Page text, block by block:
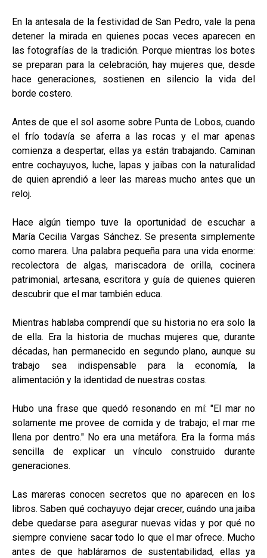
En la antesala de la festividad de San Pedro, vale la pena
detener la mirada en quienes pocas veces aparecen en
las fotografías de la tradición. Porque mientras los botes
se preparan para la celebración, hay mujeres que, desde
hace generaciones, sostienen en silencio la vida del
borde costero.
Antes de que el sol asome sobre Punta de Lobos, cuando
el frío todavía se aferra a las rocas y el mar apenas
comienza a despertar, ellas ya están trabajando. Caminan
entre cochayuyos, luche, lapas y jaibas con la naturalidad
de quien aprendió a leer las mareas mucho antes que un
reloj.
Hace algún tiempo tuve la oportunidad de escuchar a
María Cecilia Vargas Sánchez. Se presenta simplemente
como marera. Una palabra pequeña para una vida enorme:
recolectora de algas, mariscadora de orilla, cocinera
patrimonial, artesana, escritora y guía de quienes quieren
descubrir que el mar también educa.
Mientras hablaba comprendí que su historia no era solo la
de ella. Era la historia de muchas mujeres que, durante
décadas, han permanecido en segundo plano, aunque su
trabajo sea indispensable para la economía, la
alimentación y la identidad de nuestras costas.
Hubo una frase que quedó resonando en mí: "El mar no
solamente me provee de comida y de trabajo; el mar me
llena por dentro." No era una metáfora. Era la forma más
sencilla de explicar un vínculo construido durante
generaciones.
Las mareras conocen secretos que no aparecen en los
libros. Saben qué cochayuyo dejar crecer, cuándo una jaiba
debe quedarse para asegurar nuevas vidas y por qué no
siempre conviene sacar todo lo que el mar ofrece. Mucho
antes de que habláramos de sustentabilidad, ellas ya